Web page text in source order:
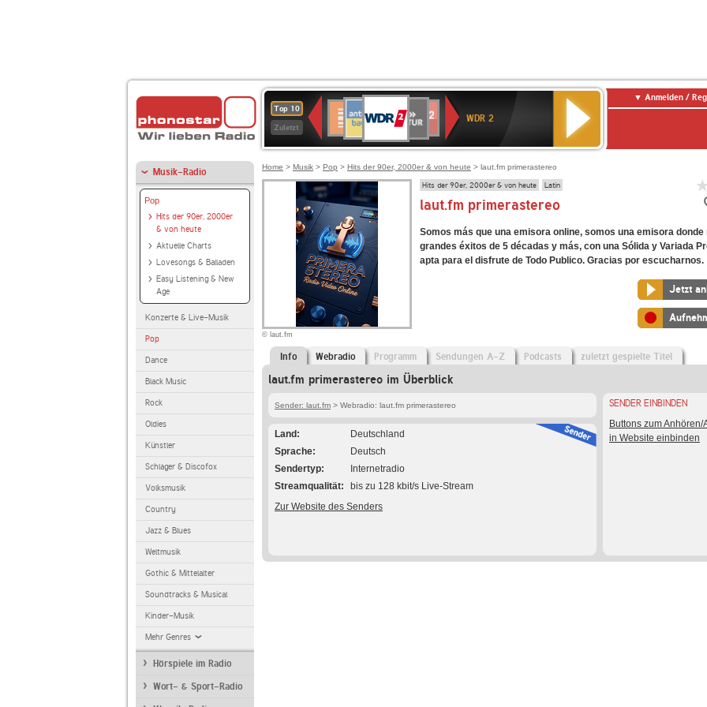
Top 10
Zuletzt
Deutschlandfunk
90er
OLDIE
ANTENNE
4
KLASSIK
Deutschlandfunk
KulturBAYERN
2
Kultur
NDR
2
WDR 2
Anmelden /
Musik-Radio
Pop
Hits der 90er, 2000er
& von heute
Aktuelle Charts
Lovesongs & Balladen
Easy Listening & New
Age
Konzerte & Live-Musik
Pop
Dance
Black Music
Rock
Oldies
Künstler
Schlager & Discofox
Volksmusik
Country
Jazz & Blues
Weltmusik
Gothic & Mittelalter
Soundtracks & Musical
Kinder-Musik
Mehr Genres
Hörspiele im Radio
Wort- & Sport-Radio
Home > Musik > Pop > Hits der 90er, 2000er & von heute > laut.fm primerastereo
© laut.fm
Hits der 90er, 2000er & von heute Latin
laut.fm primerastereo
Somos más que una emisora online, somos una emisora
grandes éxitos de 5 décadas y más, con una Sólida y Variada
apta para el disfrute de Todo Publico. Gracias por escucharnos.
Jetzt
Info Webradio Programm Sendungen A-Z Podcasts zuletzt gespielte Titel
laut.fm primerastereo im Überblick
Sender: laut.fm > Webradio: laut.fm primerastereo
Land
Deutschland
Sprache
Deutsch
Sendertyp
Internetradio
Streamqualität
bis zu 128 kbit/s Live-Stream
Zur Website des Senders
SENDER EINBINDEN
Buttons zum Anhören/
in Website einbinden